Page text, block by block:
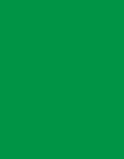
शेरबहादुर
कल्पना गरेर
सञ्चारमाध्यम
आफ्नो